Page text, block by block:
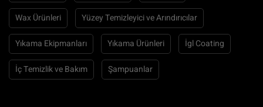
Wax Ürünleri Yüzey Temizleyici ve Arındırıcılar
Yıkama Ekipmanları Yıkama Ürünleri İgl Coating
İç Temizlik ve Bakım Şampuanlar